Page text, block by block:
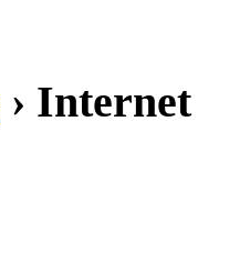
› Internet